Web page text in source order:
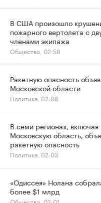
В США произошло
пожарного вертолета с
членами экипажа
Общество, 02:58
Ракетную опасность
Московской области
Политика, 02:08
В семи регионах, включая
Московскую область,
ракетную опасность
Политика, 02:03
«Одиссея» Нолана
более $1 млрд